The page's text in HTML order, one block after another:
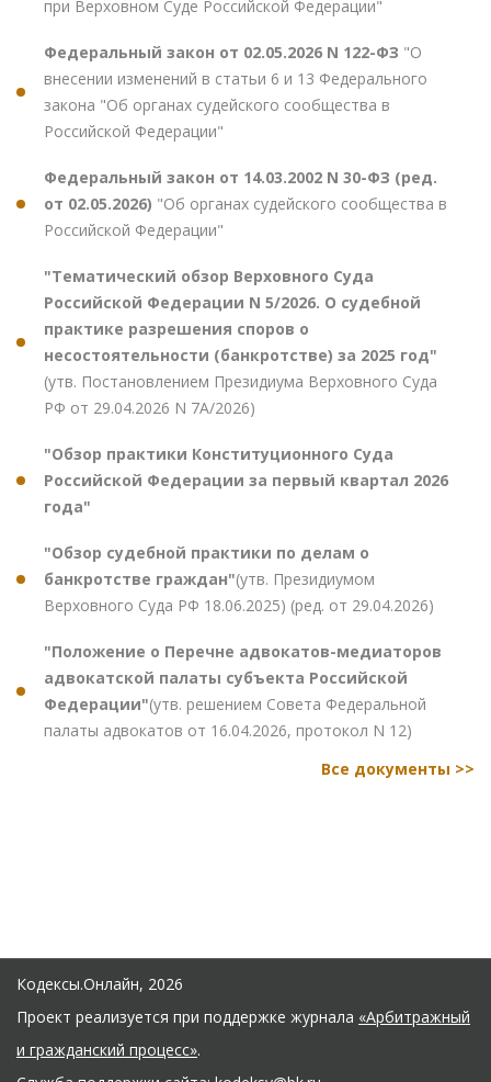
при Верховном Суде Российской Федерации"
Федеральный закон от 02.05.2026 N 122-ФЗ "О
внесении изменений в статьи 6 и 13 Федерального
закона "Об органах судейского сообщества в
Российской Федерации"
Федеральный закон от 14.03.2002 N 30-ФЗ (ред.
от 02.05.2026) "Об органах судейского сообщества в
Российской Федерации"
"Тематический обзор Верховного Суда
Российской Федерации N 5/2026. О судебной
практике разрешения споров о
несостоятельности (банкротстве) за 2025 год"
(утв. Постановлением Президиума Верховного Суда
РФ от 29.04.2026 N 7А/2026)
"Обзор практики Конституционного Суда
Российской Федерации за первый квартал 2026
года"
"Обзор судебной практики по делам о
банкротстве граждан"(утв. Президиумом
Верховного Суда РФ 18.06.2025) (ред. от 29.04.2026)
"Положение о Перечне адвокатов-медиаторов
адвокатской палаты субъекта Российской
Федерации"(утв. решением Совета Федеральной
палаты адвокатов от 16.04.2026, протокол N 12)
Все документы >>
Кодексы.Онлайн, 2026
Проект реализуется при поддержке журнала «Арбитражный
и гражданский процесс».